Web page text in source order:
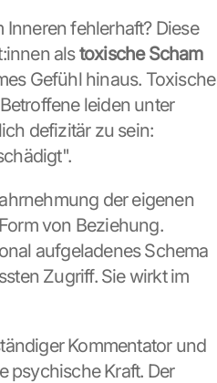
fehlerhaft? Diese
als toxische Scham
Gefühl hinaus. Toxische
leiden unter
defizitär zu sein:
der eigenen
von Beziehung.
aufgeladenes Schema
Zugriff. Sie wirkt im
Kommentator und
psychische Kraft. Der